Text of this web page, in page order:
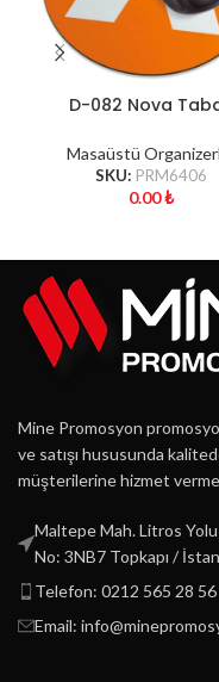
D-082 Nova
Masaüstü
SKU: PRM6406
0.00₺
Mine Promosyon
ve satışı hususunda
müşterilerine hizmet
Maltepe Mah. Litros
No: 3NB7 Topkapı /
Telefon: 0212 565 28 56
Email: